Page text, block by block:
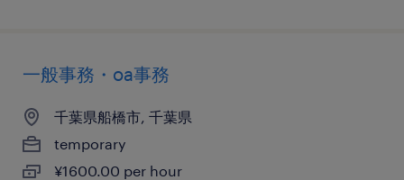
一般事務・oa事務
千葉県船橋市, 千葉県
temporary
¥1600.00 per hour